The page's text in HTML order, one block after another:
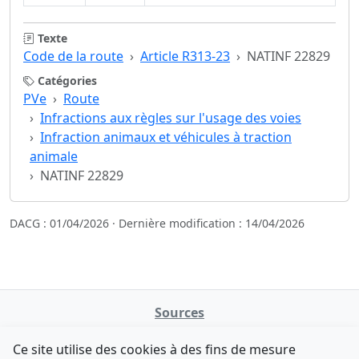
Texte
Code de la route Article R313-23 NATINF 22829
Catégories
PVe
Route
Infractions aux règles sur l'usage des voies
Infraction animaux et véhicules à traction
animale
NATINF 22829
DACG : 01/04/2026 · Dernière modification : 14/04/2026
Sources
data.gouv.fr
Ce site utilise des cookies à des fins de mesure